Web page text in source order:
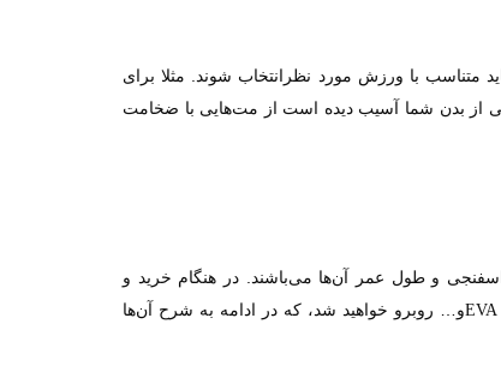
۱۵ میلی متر تولید می‌شوند که باید متناسب با ورزش مورد نظرانتخاب شوند. مثلا برای
متر انتخاب شود و یا اگر قسمتی از بدن شما آسیب دیده است از مت‌هایی با ضخامت
و طول عمر آن‌ها می‌باشند. در هنگام خرید و
EVAو… روبرو خواهید شد، که در ادامه به شرح آن‌ها